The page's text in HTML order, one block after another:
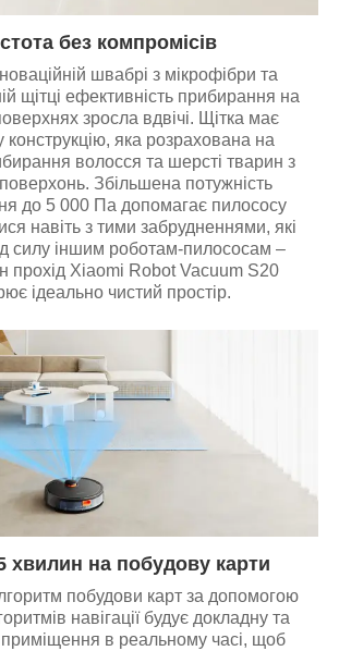
без компромісів
швабрі з мікрофібри та
щітці ефективність прибирання на
зросла вдвічі. Щітка має
конструкцію, яка розрахована на
волосся та шерсті тварин з
Збільшена потужність
до 5 000 Па допомагає пилососу
навіть з тими забрудненнями, які
силу іншим роботам-пилососам –
прохід Xiaomi Robot Vacuum S20
ідеально чистий простір.
хвилин на побудову карти
побудови карт за допомогою
навігації будує докладну та
приміщення в реальному часі, щоб